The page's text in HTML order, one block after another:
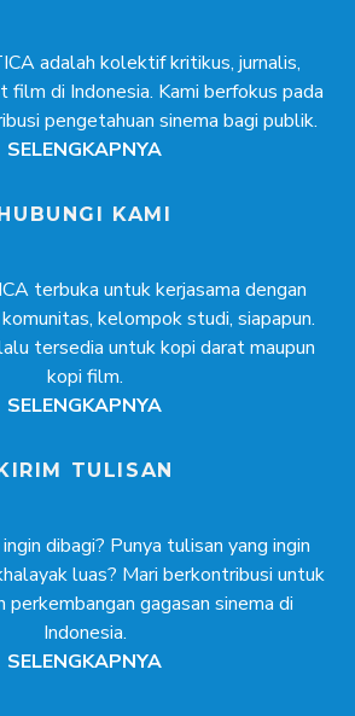
adalah kolektif kritikus, jurnalis,
film di Indonesia. Kami berfokus pada
pengetahuan sinema bagi publik.
SELENGKAPNYA
KAMI
terbuka untuk kerjasama dengan
kelompok studi, siapapun.
tersedia untuk kopi darat maupun
kopi film.
SELENGKAPNYA
TULISAN
dibagi? Punya tulisan yang ingin
luas? Mari berkontribusi untuk
perkembangan gagasan sinema di
Indonesia.
SELENGKAPNYA